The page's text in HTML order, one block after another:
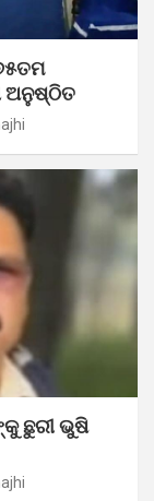
ଅନୁଷ୍ଠିତ
ଛୁରୀ ଭୁଷି